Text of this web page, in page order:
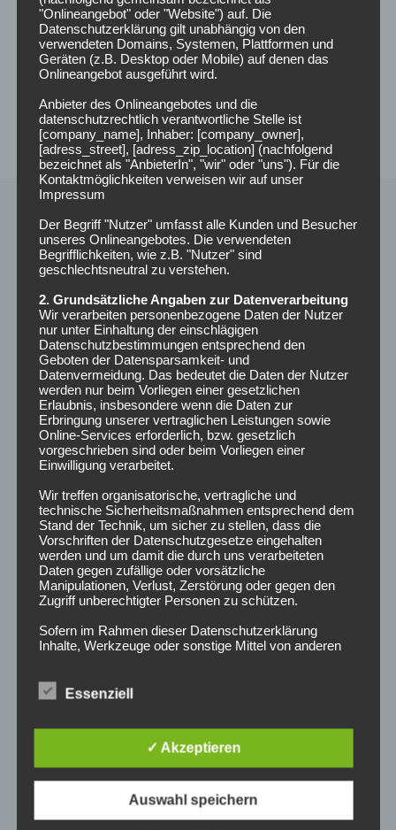
Radio Funkloch
Campusradio der Hochschule Darmstadt
NEUESTE BEITRÄGE
März 2025
Februar 2025
Lohnt es sich nett zu sein?
ARCHIV
Februar 2025
"Onlineangebot" oder "Website") auf. Die
Datenschutzerklärung gilt unabhängig von den
verwendeten Domains, Systemen, Plattformen und
Geräten (z.B. Desktop oder Mobile) auf denen das
Onlineangebot ausgeführt wird.
Anbieter des Onlineangebotes und die
datenschutzrechtlich verantwortliche Stelle ist
[company_name], Inhaber: [company_owner],
[adress_street], [adress_zip_location] (nachfolgend
bezeichnet als "AnbieterIn", "wir" oder "uns"). Für die
Kontaktmöglichkeiten verweisen wir auf unser
Impressum
Der Begriff "Nutzer" umfasst alle Kunden und Besucher
unseres Onlineangebotes. Die verwendeten
Begrifflichkeiten, wie z.B. "Nutzer" sind
geschlechtsneutral zu verstehen.
2. Grundsätzliche Angaben zur Datenverarbeitung
Wir verarbeiten personenbezogene Daten der Nutzer
nur unter Einhaltung der einschlägigen
Datenschutzbestimmungen entsprechend den
Geboten der Datensparsamkeit- und
Datenvermeidung. Das bedeutet die Daten der Nutzer
werden nur beim Vorliegen einer gesetzlichen
Erlaubnis, insbesondere wenn die Daten zur
Erbringung unserer vertraglichen Leistungen sowie
Online-Services erforderlich, bzw. gesetzlich
vorgeschrieben sind oder beim Vorliegen einer
Einwilligung verarbeitet.
Wir treffen organisatorische, vertragliche und
technische Sicherheitsmaßnahmen entsprechend dem
Stand der Technik, um sicher zu stellen, dass die
Vorschriften der Datenschutzgesetze eingehalten
werden und um damit die durch uns verarbeiteten
Daten gegen zufällige oder vorsätzliche
Manipulationen, Verlust, Zerstörung oder gegen den
Zugriff unberechtigter Personen zu schützen.
Sofern im Rahmen dieser Datenschutzerklärung
Inhalte, Werkzeuge oder sonstige Mittel von anderen
genannter Sitz im Ausland ist, ist davon auszugehen,
gesetzlichen Erlaubnis, einer Einwilligung der Nutzer
oder spezieller Vertragsklauseln, die eine gesetzlich
vorausgesetzte Sicherheit der Daten gewährleisten.
3. Verarbeitung personenbezogener Daten
Essenziell
✓ Akzeptieren
Auswahl speichern